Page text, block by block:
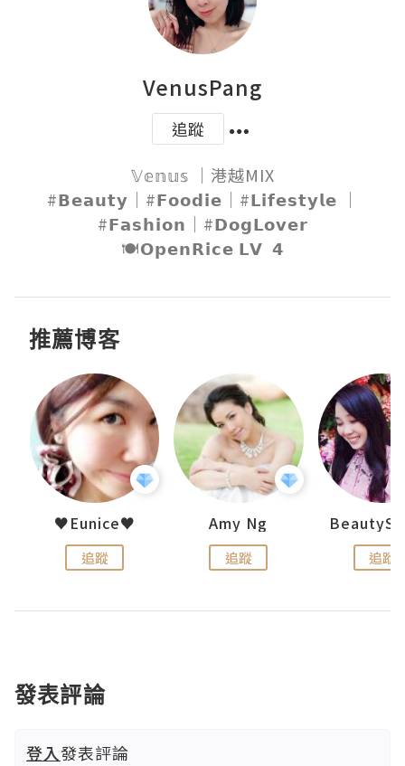
VenusPang
追蹤
𝕍𝕖𝕟𝕦𝕤 ｜港越MIX
#𝗕𝗲𝗮𝘂𝘁𝘆｜#𝗙𝗼𝗼𝗱𝗶𝗲｜#𝗟𝗶𝗳𝗲𝘀𝘁𝘆𝗹𝗲 ｜
#𝗙𝗮𝘀𝗵𝗶𝗼𝗻｜#𝗗𝗼𝗴𝗟𝗼𝘃𝗲𝗿
🍽𝗢𝗽𝗲𝗻𝗥𝗶𝗰𝗲 𝗟𝗩  𝟰
推薦博客
♥Eunice♥
追蹤
Amy Ng
追蹤 追蹤
發表評論
登入發表評論